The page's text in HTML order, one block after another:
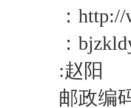
：
：
:赵阳
邮政编